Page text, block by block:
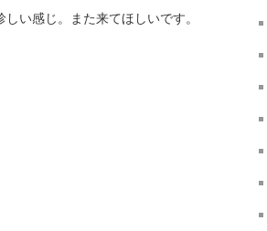
い感じ。また来てほしいです。